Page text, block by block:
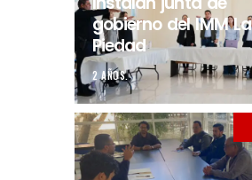
gobierno del IMM La
Piedad
2 AÑOS.